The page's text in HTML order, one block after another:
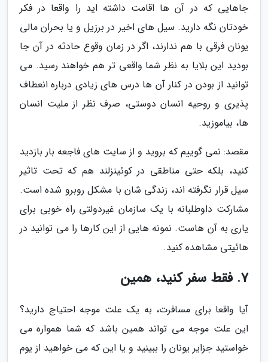
جاهایی که در آن ها اقامت داشته اید را واقعا در فکر
خودتان نگه دارید. سیل های اخیر در برزیل و یا بحران مالی
یونان فرقی با هم ندارند، اگر در زمان وقوع حادثه در آن جا
بودید این بلایا به نظر شما واقعی تر هم خواهند رسید. می
توانید از بودن در کنار آن ها درس های زیادی درباره انعطاف
پذیری و روحیه انسان دوستی، صرف نظر از ملیت انسان
ها، بیاموزید.
مقصد: نمی گوییم که بروید و از سایت های فاجعه بار بازدید
کنید، بلکه حتی مناطقی در کوئینزلند هم که تحت تاثیر
سیل قرار نگرفته اند، زندگی شان با مشکل روبرو شده است.
مشارکت داوطلبانه با یک سازمان غیردولتی راه خوبی برای
یاری به آن هاست. نمونه هایی از این کارها را می توانید در
هائیتی مشاهده کنید.
7. فقط سفر کنید، همین
آیا واقعا برای مسافرت، به یک علت موجه احتیاج دارید؟
این علت موجه می تواند همین باشد که شما همواره می
خواستید جزایر یونان را ببینید و یا این که می خواهید از یوم